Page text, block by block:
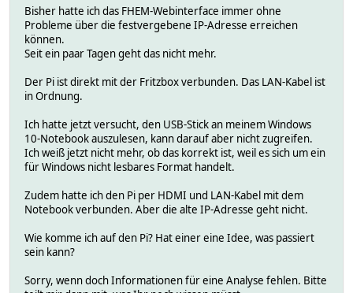
Bisher hatte ich das FHEM-Webinterface immer ohne
Probleme über die festvergebene IP-Adresse erreichen
können.
Seit ein paar Tagen geht das nicht mehr.
Der Pi ist direkt mit der Fritzbox verbunden. Das LAN-Kabel ist
in Ordnung.
Ich hatte jetzt versucht, den USB-Stick an meinem Windows
10-Notebook auszulesen, kann darauf aber nicht zugreifen.
Ich weiß jetzt nicht mehr, ob das korrekt ist, weil es sich um ein
für Windows nicht lesbares Format handelt.
Zudem hatte ich den Pi per HDMI und LAN-Kabel mit dem
Notebook verbunden. Aber die alte IP-Adresse geht nicht.
Wie komme ich auf den Pi? Hat einer eine Idee, was passiert
sein kann?
Sorry, wenn doch Informationen für eine Analyse fehlen. Bitte